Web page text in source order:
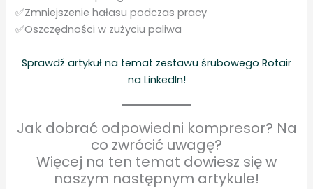
✅Zmniejszenie hałasu podczas pracy
✅Oszczędności w zużyciu paliwa
Sprawdź artykuł na temat zestawu śrubowego Rotair
na LinkedIn!
Jak dobrać odpowiedni kompresor? Na
co zwrócić uwagę?
Więcej na ten temat dowiesz się w
naszym następnym artykule!